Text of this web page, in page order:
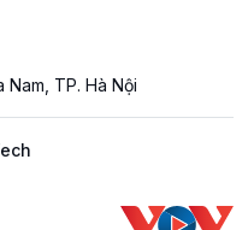
TP. Hà Nội